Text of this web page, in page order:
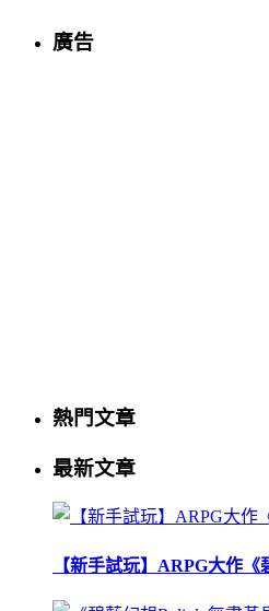
廣告
熱門文章
最新文章
【新手試玩】ARPG大作